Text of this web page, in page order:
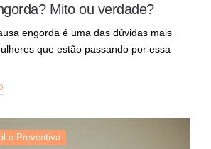
Mito ou verdade?
engorda é uma das dúvidas mais
que estão passando por essa
e Preventiva